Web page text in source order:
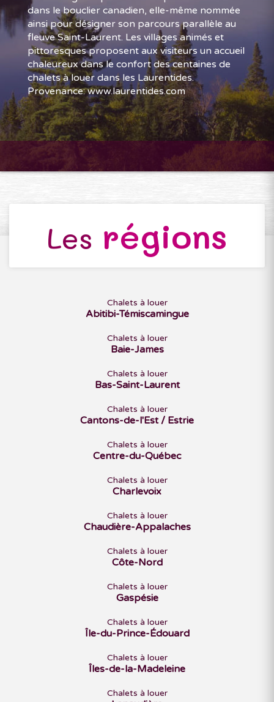
dans le bouclier canadien, elle-même nommée
ainsi pour désigner son parcours parallèle au
fleuve Saint-Laurent. Les villages animés et
pittoresques proposent aux visiteurs un accueil
chaleureux dans le confort des centaines de
chalets à louer dans les Laurentides.
Provenance: www.laurentides.com
Les régions
Chalets à louer
Abitibi-Témiscamingue
Chalets à louer
Baie-James
Chalets à louer
Bas-Saint-Laurent
Chalets à louer
Cantons-de-l'Est / Estrie
Chalets à louer
Centre-du-Québec
Chalets à louer
Charlevoix
Chalets à louer
Chaudière-Appalaches
Chalets à louer
Côte-Nord
Chalets à louer
Gaspésie
Chalets à louer
Île-du-Prince-Édouard
Chalets à louer
Îles-de-la-Madeleine
Chalets à louer